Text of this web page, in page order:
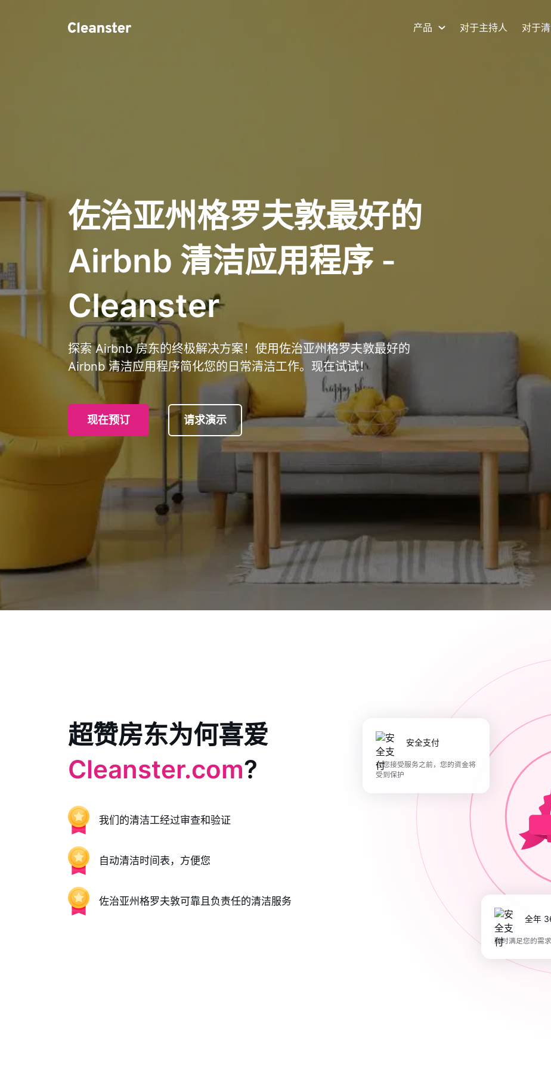
产品 对于主持人 对于
佐治亚州格罗夫敦最好的
Airbnb 清洁应用程序 -
Cleanster
探索 Airbnb 房东的终极解决方案！使用佐治亚州格罗夫敦最好的
Airbnb 清洁应用程序简化您的日常清洁工作。现在试试！
现在预订 请求演示
超赞房东为何喜爱
Cleanster.com?
我们的清洁工经过审查和验证
自动清洁时间表，方便您
佐治亚州格罗夫敦可靠且负责任的清洁服务
安全支付
在您接受服务之前，您的资金将
受到保护
全年
随时满足您的需求